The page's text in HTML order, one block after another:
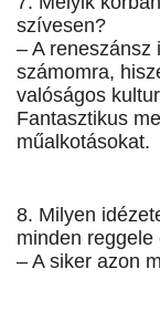
szívesen?
– A reneszánsz
számomra,
valóságos
Fantasztikus
műalkotásokat.
8. Milyen
minden
– A siker azon